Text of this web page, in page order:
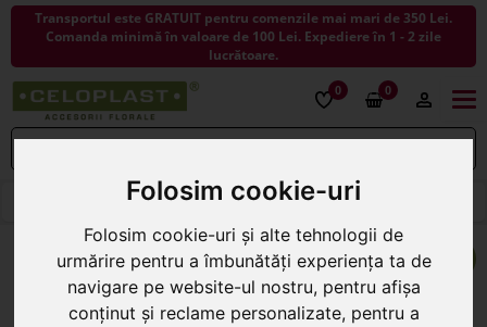
Folosim cookie-uri
Folosim cookie-uri și alte tehnologii de
urmărire pentru a îmbunătăți experiența ta de
navigare pe website-ul nostru, pentru afișa
conținut și reclame personalizate, pentru a
Transportul este GRATUIT pentru comenzile mai mari de 350 Lei.
Comanda minimă în valoare de 100 Lei. Expediere în 1 - 2 zile
lucrătoare.
0 0
< ÎNAPOI LA ARTICOLE DECORATIVE